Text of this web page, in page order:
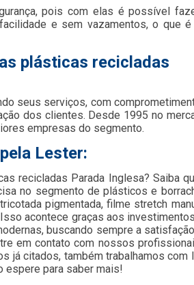
pois com elas é possível
e sem vazamentos, o que é
plásticas recicladas
seus serviços, com
dos clientes. Desde 1995 no
empresas do segmento.
Lester:
recicladas Parada Inglesa? Saiba
no segmento de plásticos e
pigmentada, filme stretch
acontece graças aos
buscando sempre a
em contato com nossos
já citados, também trabalhamos com
espere para saber mais!